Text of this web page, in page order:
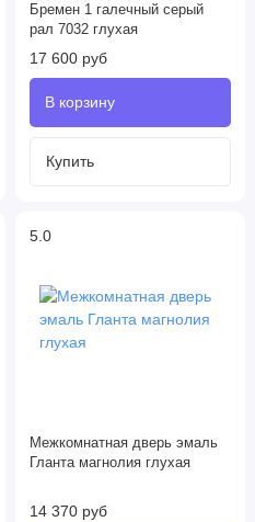
Бремен 1 галечный серый
рал 7032 глухая
17 600 руб
5.0
Межкомнатная дверь эмаль
Гланта магнолия глухая
14 370 руб